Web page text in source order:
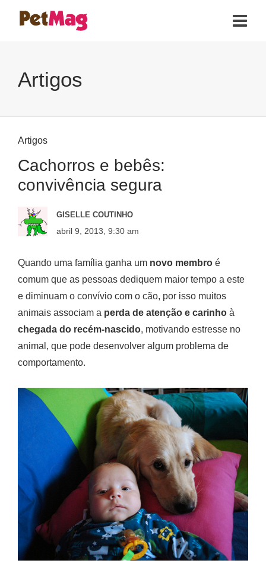
Artigos
Artigos
Cachorros e bebês:
convivência segura
GISELLE COUTINHO
abril 9, 2013, 9:30 am
Quando uma família ganha um novo membro é
comum que as pessoas dediquem maior tempo a este
e diminuam o convívio com o cão, por isso muitos
animais associam a perda de atenção e carinho à
chegada do recém-nascido, motivando estresse no
animal, que pode desenvolver algum problema de
comportamento.